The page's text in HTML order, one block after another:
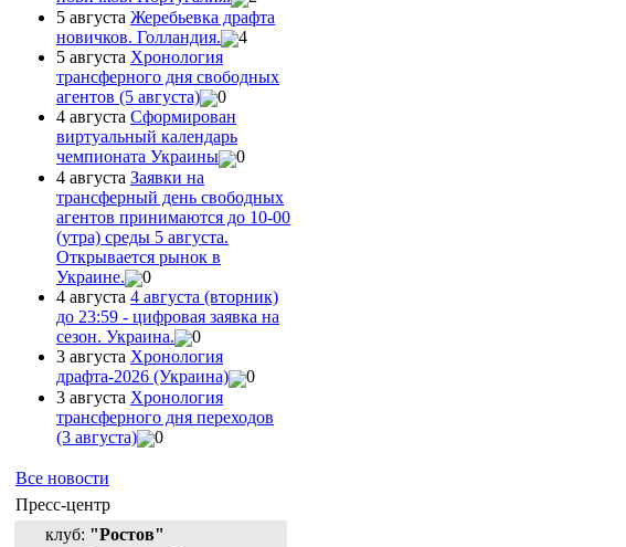
5 августа Жеребьевка драфта
новичков. Голландия.
4
5 августа Хронология
трансферного дня свободных
агентов (5 августа)
0
4 августа Сформирован
виртуальный календарь
чемпионата Украины
0
4 августа Заявки на
трансферный день свободных
агентов принимаются до 10-00
(утра) среды 5 августа.
Открывается рынок в
Украине.
0
4 августа 4 августа (вторник)
до 23:59 - цифровая заявка на
сезон. Украина.
0
3 августа Хронология
драфта-2026 (Украина)
0
3 августа Хронология
трансферного дня переходов
(3 августа)
0
Все новости
Пресс-центр
клуб: "Ростов"